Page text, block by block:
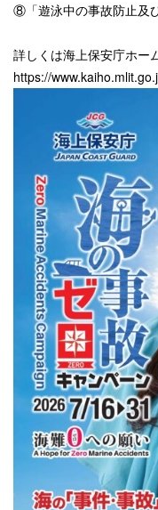
⑧「遊泳中の事故防止及
詳しくは海上保安庁ホー
https://